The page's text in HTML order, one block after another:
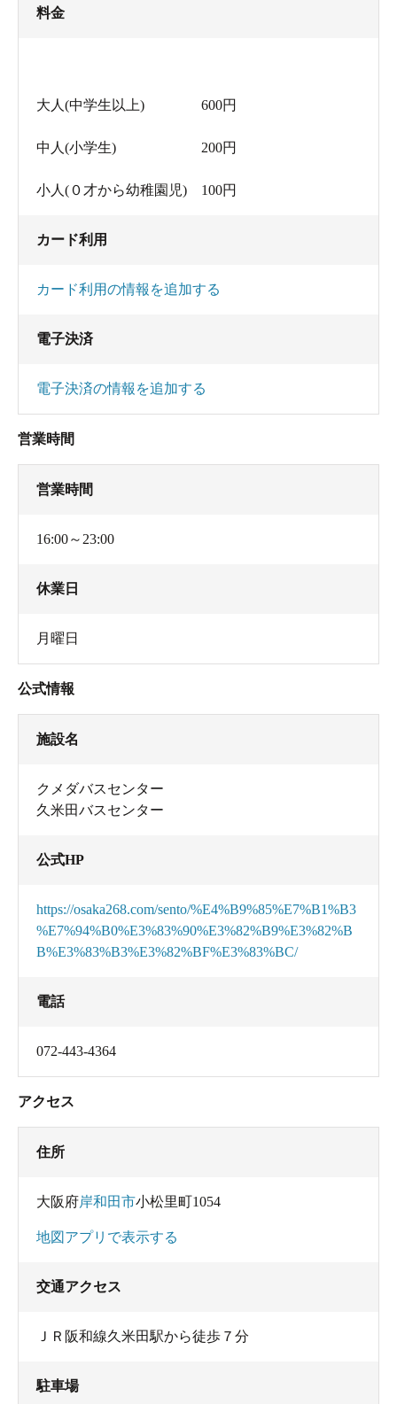
料金
大人(中学生以上) 600円
中人(小学生) 200円
小人(０才から幼稚園児) 100円
カード利用
カード利用の情報を追加する
電子決済
電子決済の情報を追加する
営業時間
営業時間
16:00～23:00
休業日
月曜日
公式情報
施設名
クメダバスセンター
久米田バスセンター
公式HP
https://osaka268.com/sento/%E4%B9%85%E7%B1%B3
%E7%94%B0%E3%83%90%E3%82%B9%E3%82%B
B%E3%83%B3%E3%82%BF%E3%83%BC/
電話
072-443-4364
アクセス
住所
大阪府岸和田市小松里町1054
地図アプリで表示する
交通アクセス
ＪＲ阪和線久米田駅から徒歩７分
駐車場